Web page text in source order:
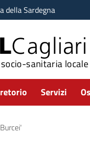
della Sardegna
Cagliari
sanitaria locale
Servizi